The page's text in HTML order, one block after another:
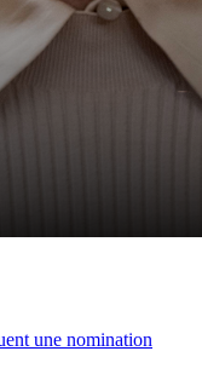
une nomination